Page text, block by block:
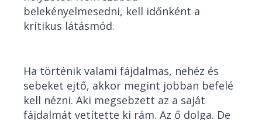
belekényelmesedni, kell időnként a
kritikus látásmód.
Ha történik valami fájdalmas, nehéz és
sebeket ejtő, akkor megint jobban befelé
kell nézni. Aki megsebzett az a saját
fájdalmát vetítette ki rám. Az ő dolga. De